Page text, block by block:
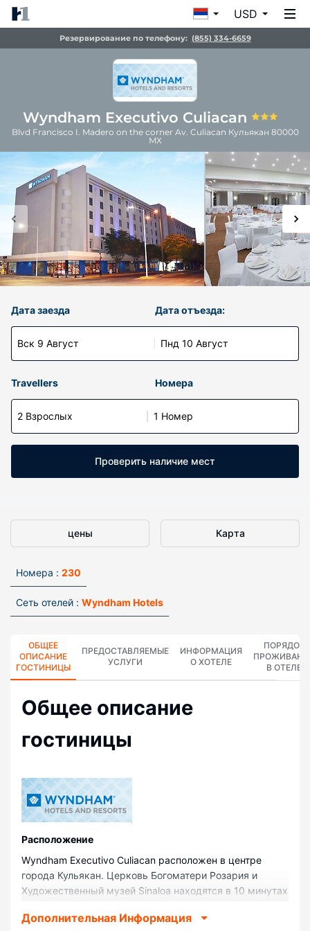
USD
Резервирование по телефону: (855) 334-6659
Wyndham Executivo Culiacan
Blvd Francisco I. Madero on the corner Av. Culiacan Кульякан 80000
MX
Дата заезда
Вск 9 Август
Дата отъезда:
Пнд 10 Август
Travellers Номера
2 Взрослых 1 Номер
Проверить наличие мест
цены Карта
Номера : 230
Сеть отелей : Wyndham Hotels
ОБЩЕЕ
ОПИСАНИЕ
ГОСТИНИЦЫ
ПРЕДОСТАВЛЯЕМЫЕ
УСЛУГИ
ИНФОРМАЦИЯ
О ХОТЕЛЕ
ПОРЯДОК
В ОТЕЛЕ
Общее описание
гостиницы
Pасположение
Wyndham Executivo Culiacan расположен в центре
города Кульякан. Церковь Богоматери Розария и
Художественный музей Sinaloa находятся в 10 минутах
расположением: Театр Пабло де Вильявисенсио
Дополнительная Информация